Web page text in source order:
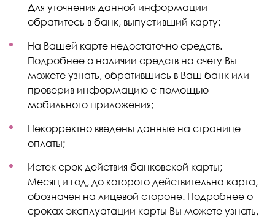
Для уточнения данной информации
обратитесь в банк, выпустивший карту;
На Вашей карте недостаточно средств.
Подробнее о наличии средств на счету Вы
можете узнать, обратившись в Ваш банк или
проверив информацию с помощью
мобильного приложения;
Некорректно введены данные на странице
оплаты;
Истек срок действия банковской карты;
Месяц и год, до которого действительна карта,
обозначен на лицевой стороне. Подробнее о
сроках эксплуатации карты Вы можете узнать,